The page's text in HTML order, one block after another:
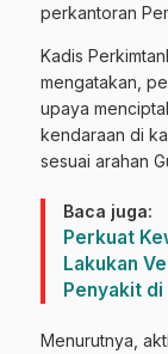
perkantoran
Kadis
mengatakan,
upaya
kendaraan di
sesuai arahan
Baca juga:
Perkuat
Lakukan
Penyakit
Menurutnya,